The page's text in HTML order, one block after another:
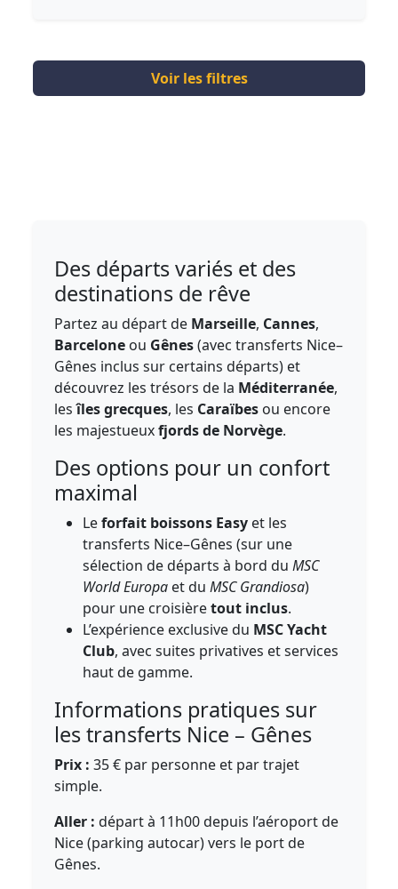
Voir les filtres
Des départs variés et des
destinations de rêve
Partez au départ de Marseille, Cannes,
Barcelone ou Gênes(avec transferts Nice–
Gênes inclus sur certains départs) et
découvrez les trésors de la Méditerranée,
lesîles grecques, les Caraïbes ou encore
les majestueuxfjords de Norvège.
Des options pour un confort
maximal
Leforfait boissons Easy et les
transferts Nice–Gênes (sur une
sélection de départs à bord duMSC
World Europa et duMSC Grandiosa)
pour une croisièretout inclus.
L’expérience exclusive du MSC Yacht
Club, avec suites privatives et services
haut de gamme.
Informations pratiques sur
les transferts Nice – Gênes
Prix : 35 € par personne et par trajet
simple.
Aller : départ à 11h00 depuis l’aéroport de
Nice (parking autocar) vers le port de
Gênes.